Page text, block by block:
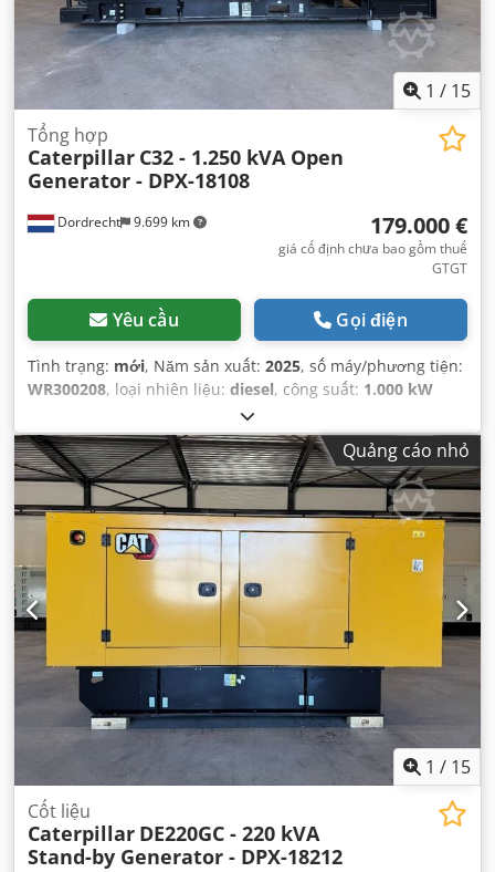
1 / 15
Dordrecht 9.699 km
Tổng hợp
Caterpillar C32 - 1.250 kVA Open
Generator - DPX-18108
179.000 €
giá cố định chưa bao gồm thuế
GTGT
Yêu cầu Gọi điện
Tình trạng: mới, Năm sản xuất: 2025, số máy/phương tiện:
WR300208, loại nhiên liệu: diesel, công suất: 1.000 kW
, nhà sản xuất động cơ:
Quảng cáo nhỏ
1 / 15
Cốt liệu
Caterpillar DE220GC - 220 kVA
Stand-by Generator - DPX-18212